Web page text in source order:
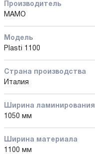
Производитель
MAMO
Модель
Plasti 1100
Страна производства
Италия
Ширина ламинирования
1050 мм
Ширина материала
1100 мм